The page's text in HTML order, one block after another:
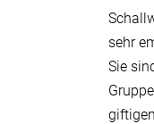
sehr
Sie